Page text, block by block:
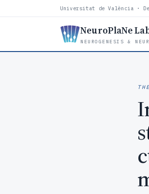
Universitat de València ·
NeuroPlaNe
NEUROGENESIS &